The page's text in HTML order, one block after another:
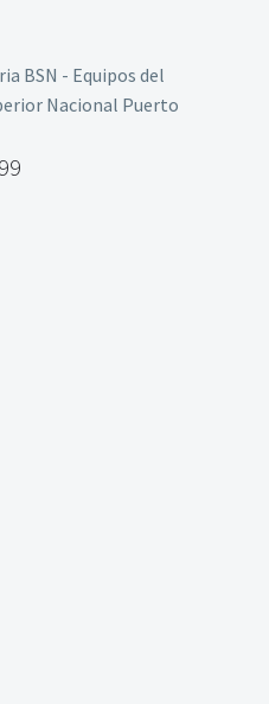
BSN - Equipos del
Nacional Puerto